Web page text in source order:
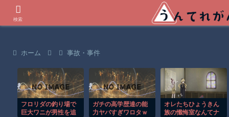
ホーム 事故・事件
フロリダの釣り場で
巨大ワニが男性を追
ガチの高学歴達の能
力ヤバすぎワロタｗ
オレたちひょうきん
族の懺悔室なんてナ
検索